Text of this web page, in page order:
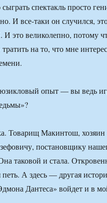
спектакль просто
И все-таки он случился,
это великолепно, потому
на то, что мне
опыт — вы ведь
Товарищ Макинтош, хозяин
постановщику
таковой и стала.
петь. А здесь — другая
Дантеса» войдет и в